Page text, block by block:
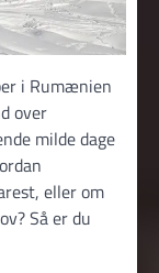
i Rumænien
over
milde dage
eller om
Så er du